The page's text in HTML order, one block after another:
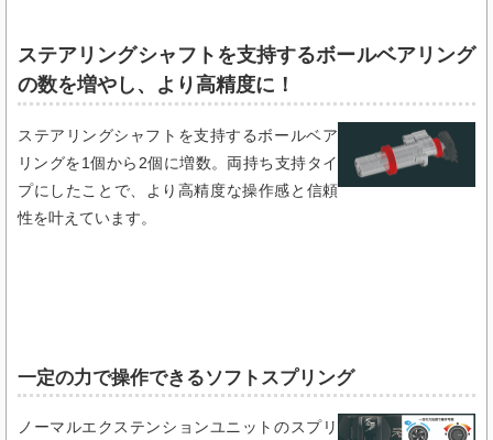
ステアリングシャフトを支持するボールベアリング
の数を増やし、より高精度に！
ステアリングシャフトを支持するボールベア
リングを1個から2個に増数。両持ち支持タイ
プにしたことで、より高精度な操作感と信頼
性を叶えています。
一定の力で操作できるソフトスプリング​
ノーマルエクステンションユニットのスプリ